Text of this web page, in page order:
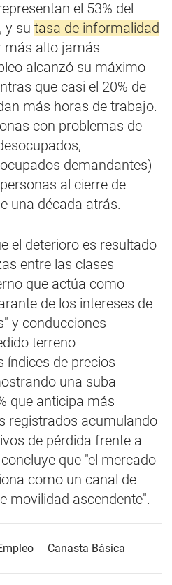
el 53% del
y su tasa de informalidad
más alto jamás
alcanzó su máximo
que casi el 20% de
más horas de trabajo.
con problemas de
demandantes)
al cierre de
una década atrás.
el deterioro es resultado
entre las clases
que actúa como
de los intereses de
y conducciones
terreno
índices de precios
una suba
que anticipa más
registrados acumulando
de pérdida frente a
que "el mercado
como un canal de
movilidad ascendente".
Canasta Básica